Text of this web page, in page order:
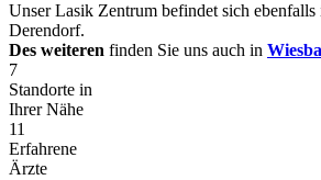
Unser Lasik Zentrum befindet sich
Derendorf.
Des weiteren finden Sie uns auch in
7
Standorte in
Ihrer Nähe
11
Erfahrene
Ärzte